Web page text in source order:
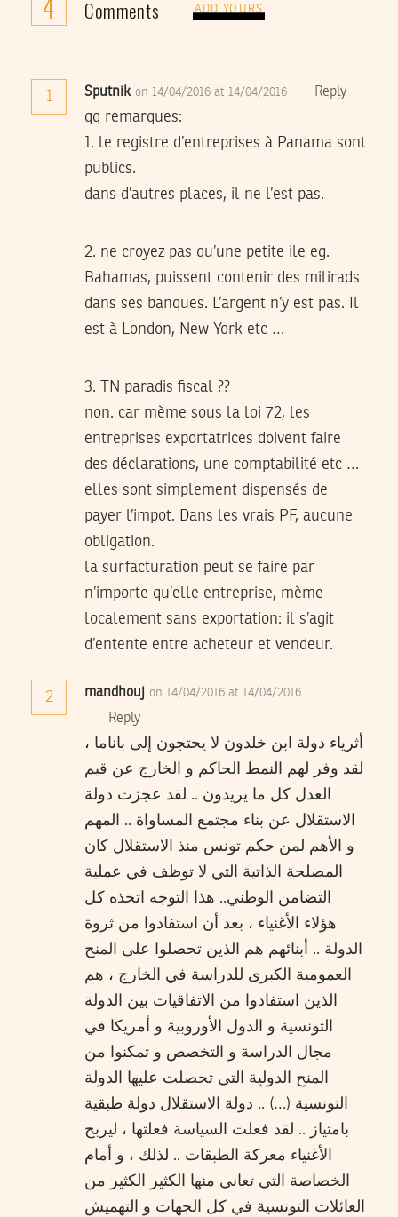
4 Comments ADD YOURS
1 Sputnik on 14/04/2016 at 14/04/2016 Reply
qq remarques:
1. le registre d’entreprises à Panama sont
publics.
dans d’autres places, il ne l’est pas.
2. ne croyez pas qu’une petite ile eg.
Bahamas, puissent contenir des milirads
dans ses banques. L’argent n’y est pas. Il
est à London, New York etc …
3. TN paradis fiscal ??
non. car mème sous la loi 72, les
entreprises exportatrices doivent faire
des déclarations, une comptabilité etc …
elles sont simplement dispensés de
payer l’impot. Dans les vrais PF, aucune
obligation.
la surfacturation peut se faire par
n’importe qu’elle entreprise, mème
localement sans exportation: il s’agit
d’entente entre acheteur et vendeur.
2 mandhouj on 14/04/2016 at 14/04/2016
Reply
أثرياء دولة ابن خلدون لا يحتجون إلى باناما ،
لقد وفر لهم النمط الحاكم و الخارج عن قيم
العدل كل ما يريدون .. لقد عجزت دولة
الاستقلال عن بناء مجتمع المساواة .. المهم
و الأهم لمن حكم تونس منذ الاستقلال كان
المصلحة الذاتية التي لا توظف في عملية
التضامن الوطني.. هذا التوجه اتخذه كل
هؤلاء الأغنياء ، بعد أن استفادوا من ثروة
الدولة .. أبنائهم هم الذين تحصلوا على المنح
العمومية الكبرى للدراسة في الخارج ، هم
الذين استفادوا من الاتفاقيات بين الدولة
التونسية و الدول الأوروبية و أمريكا في
مجال الدراسة و التخصص و تمكنوا من
المنح الدولية التي تحصلت عليها الدولة
التونسية (…) .. دولة الاستقلال دولة طبقية
بامتياز .. لقد فعلت السياسة فعلتها ، ليربح
الأغنياء معركة الطبقات .. لذلك ، و أمام
الخصاصة التي تعاني منها الكثير الكثير من
العائلات التونسية في كل الجهات و التهميش